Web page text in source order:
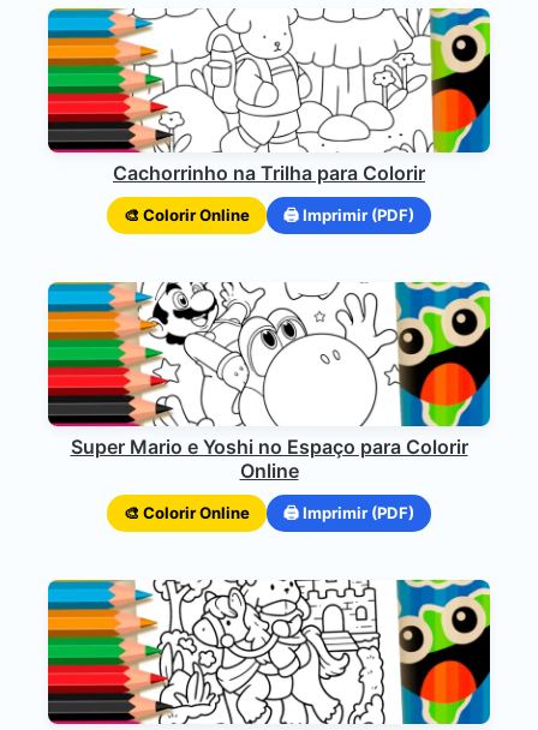
Cachorrinho na Trilha para Colorir
🎨 Colorir Online 🖨️ Imprimir (PDF)
Super Mario e Yoshi no Espaço para Colorir
Online
🎨 Colorir Online 🖨️ Imprimir (PDF)